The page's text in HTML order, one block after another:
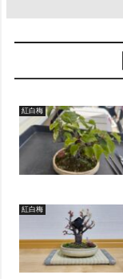
紅白梅
紅白梅